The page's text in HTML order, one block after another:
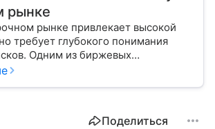
рынке
рынке привлекает высокой
требует глубокого понимания
Одним из биржевых
краткосрочных инвестиций
Поделиться